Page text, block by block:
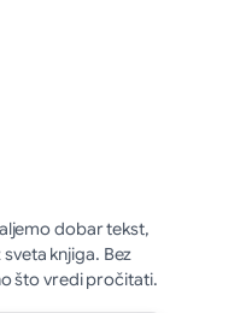
dobar tekst,
knjiga. Bez
što vredi pročitati.